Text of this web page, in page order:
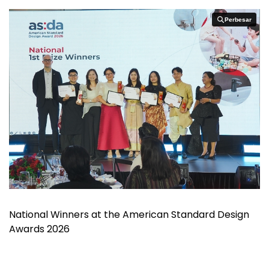
Perbesar
Perbesar
National Winners at the American Standard Design
Awards 2026